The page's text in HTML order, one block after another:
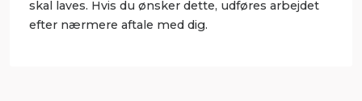
skal laves. Hvis du ønsker dette, udføres arbejdet
efter nærmere aftale med dig.